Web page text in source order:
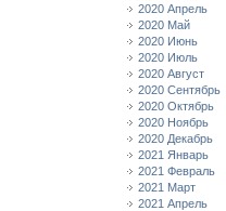
2020 Апрель
2020 Май
2020 Июнь
2020 Июль
2020 Август
2020 Сентябрь
2020 Октябрь
2020 Ноябрь
2020 Декабрь
2021 Январь
2021 Февраль
2021 Март
2021 Апрель